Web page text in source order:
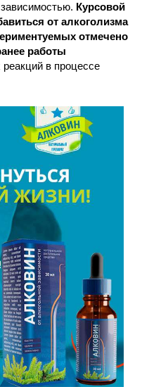
Курсовой
от алкоголизма
отмечено
работы
в процессе